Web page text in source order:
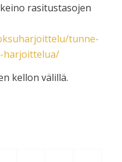
rasitustasojen
tunne-
harjoittelua/
kellon välillä.